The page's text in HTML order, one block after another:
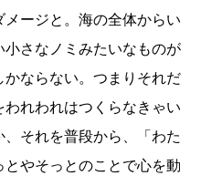
ージと。海の全体からい
さなノミみたいなものが
ならない。つまりそれだ
れわれはつくらなきゃい
それを普段から、「わた
やそっとのことで心を動